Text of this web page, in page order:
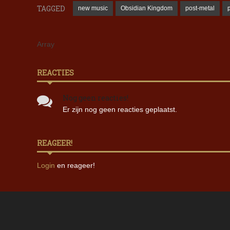
TAGGED new music Obsidian Kingdom post-metal
Array
REACTIES
Nog geen reacties!
Er zijn nog geen reacties geplaatst.
REAGEER!
Login en reageer!